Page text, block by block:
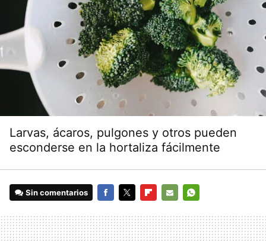
Larvas, ácaros, pulgones y otros pueden
esconderse en la hortaliza fácilmente
Sin comentarios
MAIL